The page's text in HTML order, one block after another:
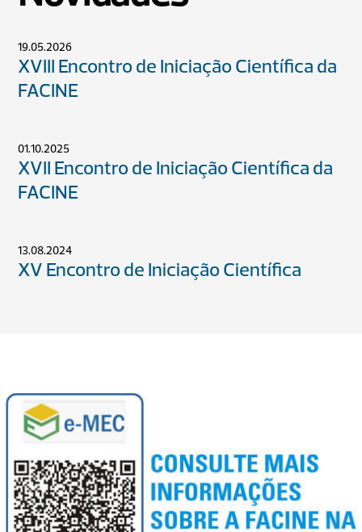
19.05.2026
XVIII Encontro de Iniciação Científica da
FACINE
01.10.2025
XVII Encontro de Iniciação Científica da
FACINE
13.08.2024
XV Encontro de Iniciação Científica